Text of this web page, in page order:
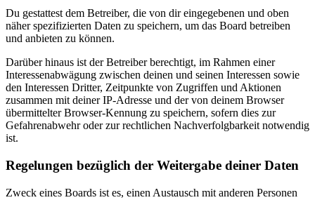
Du gestattest dem Betreiber, die von dir eingegebenen und oben
näher spezifizierten Daten zu speichern, um das Board betreiben
und anbieten zu können.
Darüber hinaus ist der Betreiber berechtigt, im Rahmen einer
Interessenabwägung zwischen deinen und seinen Interessen sowie
den Interessen Dritter, Zeitpunkte von Zugriffen und Aktionen
zusammen mit deiner IP-Adresse und der von deinem Browser
übermittelter Browser-Kennung zu speichern, sofern dies zur
Gefahrenabwehr oder zur rechtlichen Nachverfolgbarkeit notwendig
ist.
Regelungen bezüglich der Weitergabe deiner Daten
Zweck eines Boards ist es, einen Austausch mit anderen Personen